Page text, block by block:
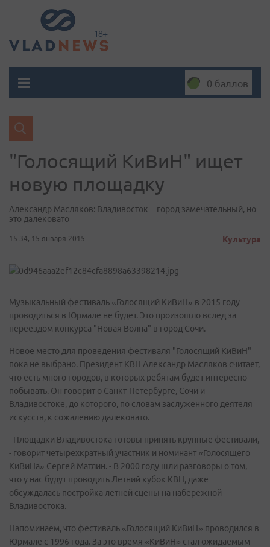
0 баллов
"Голосящий КиВиН" ищет
новую площадку
Александр Масляков: Владивосток – город замечательный, но
это далековато
15:34, 15 января 2015 Культура
Музыкальный фестиваль «Голосящий КиВиН» в 2015 году
проводиться в Юрмале не будет. Это произошло вслед за
переездом конкурса "Новая Волна" в город Сочи.
Новое место для проведения фестиваля "Голосящий КиВиН"
пока не выбрано. Президент КВН Александр Масляков считает,
что есть много городов, в которых ребятам будет интересно
побывать. Он говорит о Санкт-Петербурге, Сочи и
Владивостоке, до которого, по словам заслуженного деятеля
искусств, к сожалению далековато.
- Площадки Владивостока готовы принять крупные фестивали,
- говорит четырехкратный участник и номинант «Голосящего
КиВиНа» Сергей Матлин. - В 2000 году шли разговоры о том,
что у нас будут проводить Летний кубок КВН, даже
обсуждалась постройка летней сцены на набережной
Владивостока.
Напоминаем, что фестиваль «Голосящий КиВиН» проводился в
Юрмале с 1996 года. За это время «КиВиН» стал ожидаемым